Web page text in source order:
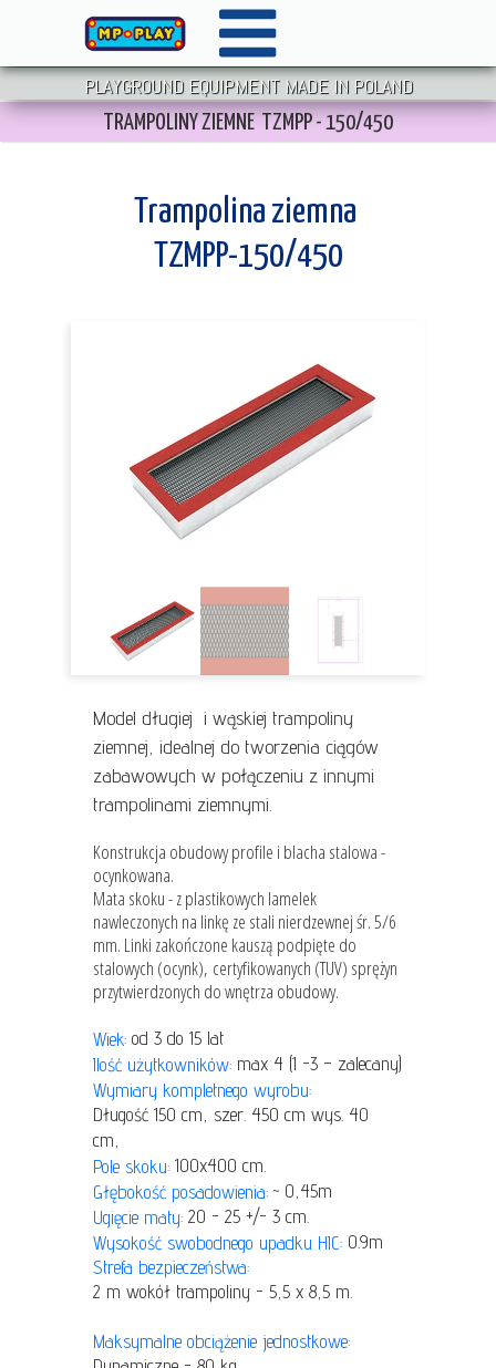
PLAYGROUND EQUIPMENT MADE IN POLAND
TRAMPOLINY ZIEMNE TZMPP - 150/450
Trampolina ziemna
TZMPP-150/450
Model długiej i wąskiej trampoliny
ziemnej, idealnej do tworzenia ciągów
zabawowych w połączeniu z innymi
trampolinami ziemnymi.
Konstrukcja obudowy profile i blacha stalowa -
ocynkowana.
Mata skoku - z plastikowych lamelek
nawleczonych na linkę ze stali nierdzewnej śr. 5/6
mm. Linki zakończone kauszą podpięte do
stalowych (ocynk), certyfikowanych (TUV) sprężyn
przytwierdzonych do wnętrza obudowy.
Wiek: od 3 do 15 lat
Ilość użytkowników: max 4 (1 -3 – zalecany)
Wymiary kompletnego wyrobu:
Długość 150 cm, szer. 450 cm wys. 40
cm,
Pole skoku: 100x400 cm.
Głębokość posadowienia: ~ 0,45m
Ugięcie maty: 20 - 25 +/- 3 cm.
Wysokość swobodnego upadku HIC: 0.9m
Strefa bezpieczeństwa:
2 m wokół trampoliny - 5,5 x 8,5 m.
Maksymalne obciążenie jednostkowe: